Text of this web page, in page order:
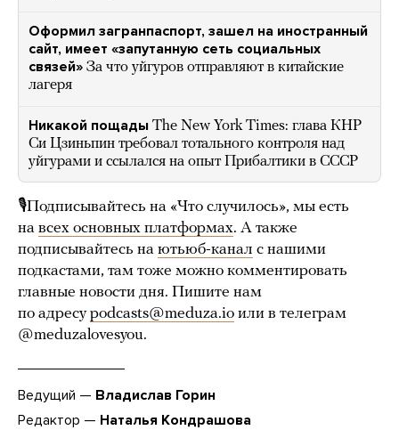
Оформил загранпаспорт, зашел на иностранный
сайт, имеет «запутанную сеть социальных
связей» За что уйгуров отправляют в китайские
лагеря
Никакой пощады The New York Times: глава КНР
Си Цзиньпин требовал тотального контроля над
уйгурами и ссылался на опыт Прибалтики в СССР
🎙Подписывайтесь на «Что случилось», мы есть
на всех основных платформах. А также
подписывайтесь на ютьюб-канал с нашими
подкастами, там тоже можно комментировать
главные новости дня. Пишите нам
по адресуpodcasts@meduza.io или в телеграм
@meduzalovesyou.
Ведущий — Владислав Горин
Редактор — Наталья Кондрашова